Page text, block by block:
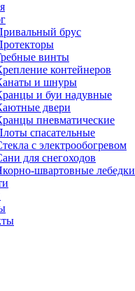
брус
винты
контейнеров
и шнуры
и буи надувные
двери
пневматические
спасательные
с электрообогревом
для снегоходов
швартовные лебедки